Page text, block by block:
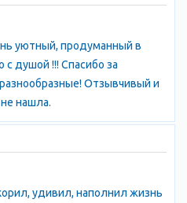
вглубь полуострова более чем
с моря Севастопольская бухта,
городов Крыма;
в Херсонесе и Балаклаве. О
напоминают памятник
1854—1855 годов», диорама
уютный, продуманный в
душой !!! Спасибо за
Отзывчивый и
нашла.
удивил, наполнил жизнь